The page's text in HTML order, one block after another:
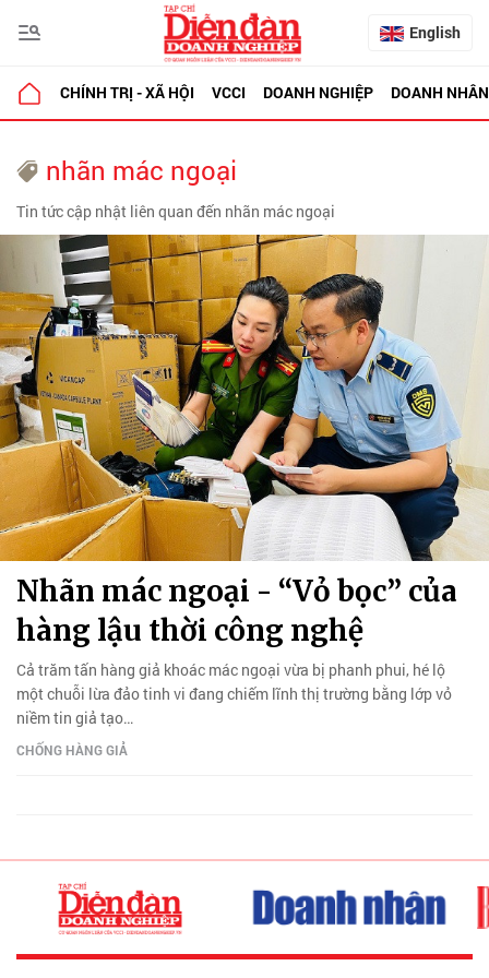
English
CHÍNH TRỊ - XÃ HỘI VCCI DOANH NGHIỆP DOANH NHÂN
nhãn mác ngoại
Tin tức cập nhật liên quan đến nhãn mác ngoại
Nhãn mác ngoại - “Vỏ bọc” của
hàng lậu thời công nghệ
Cả trăm tấn hàng giả khoác mác ngoại vừa bị phanh phui, hé lộ
một chuỗi lừa đảo tinh vi đang chiếm lĩnh thị trường bằng lớp vỏ
niềm tin giả tạo…
CHỐNG HÀNG GIẢ